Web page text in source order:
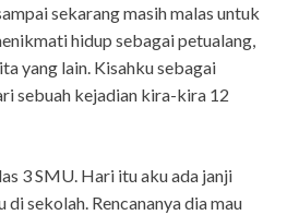
sekarang masih malas untuk
hidup sebagai petualang,
yang lain. Kisahku sebagai
sebuah kejadian kira-kira 12
3 SMU. Hari itu aku ada janji
di sekolah. Rencananya dia mau